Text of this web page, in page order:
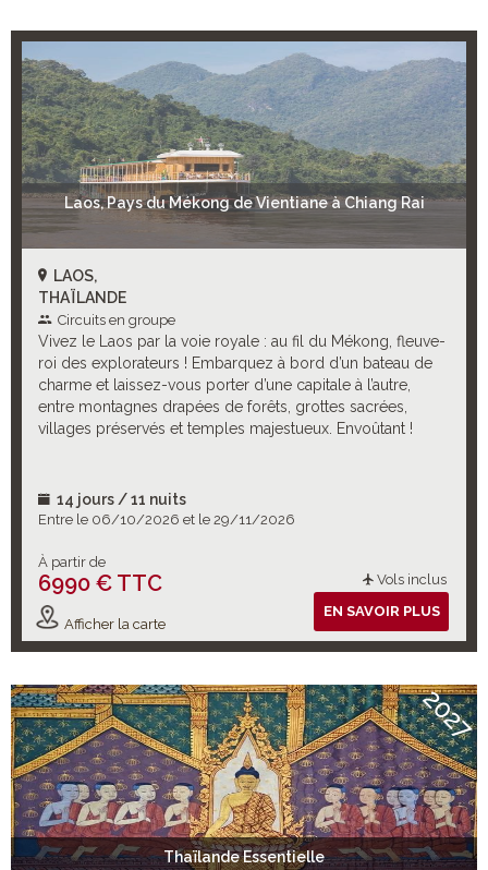
Laos, Pays du Mékong de Vientiane à Chiang Rai
LAOS,
THAÏLANDE
Circuits en groupe
Vivez le Laos par la voie royale : au fil du Mékong, fleuve-
roi des explorateurs ! Embarquez à bord d’un bateau de
charme et laissez-vous porter d’une capitale à l’autre,
entre montagnes drapées de forêts, grottes sacrées,
villages préservés et temples majestueux. Envoûtant !
14 jours / 11 nuits
Entre le 06/10/2026 et le 29/11/2026
À partir de
6990 € TTC Vols inclus
Afficher la carte
EN SAVOIR PLUS
Thaïlande Essentielle
2027